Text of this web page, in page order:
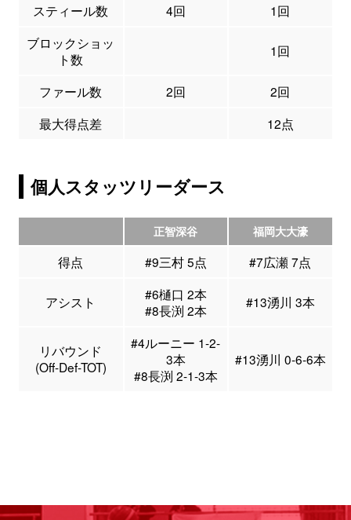
スティール数
4回
1回
ブロックショッ
ト数
1回
ファール数 2回
2回
最大得点差
12点
個人スタッツリーダース
正智深谷 福岡大大濠
得点 #9三村 5点 #7広瀬 7点
アシスト
#6樋口 2本
#8長渕 2本
#13湧川 3本
リバウンド
(Off-Def-TOT)
#4ルーニー 1-2-
3本
#8長渕 2-1-3本
#13湧川 0-6-6本